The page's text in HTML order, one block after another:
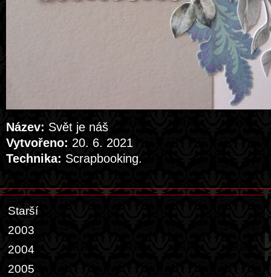
Název: Svět je náš
Vytvořeno: 20. 6. 2021
Technika: Scrapbooking.
Starší
2003
2004
2005